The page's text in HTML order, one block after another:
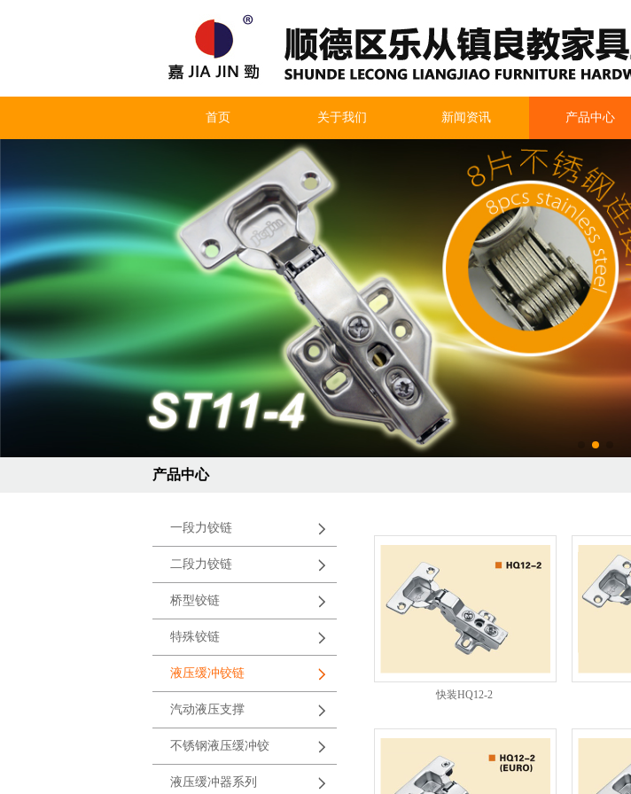
首页 关于我们 新闻资讯 产品中心
产品中心
一段力铰链
二段力铰链
桥型铰链
特殊铰链
液压缓冲铰链
汽动液压支撑
不锈钢液压缓冲铰
液压缓冲器系列
快装HQ12-2